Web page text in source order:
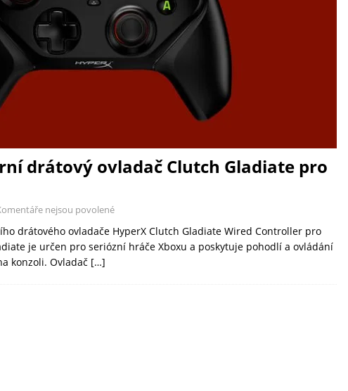
drátový ovladač Clutch Gladiate pro
nejsou povolené
drátového ovladače HyperX Clutch Gladiate Wired Controller pro
je určen pro seriózní hráče Xboxu a poskytuje pohodlí a ovládání
konzoli. Ovladač […]